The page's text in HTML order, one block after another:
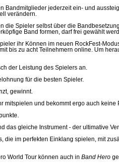
Bandmitglieder jederzeit ein- und
verändern.
die Spieler selbst über die
Band formen, darf frei gewählt
ihr Können im neuen RockFest-
bis zu acht Teilnehmern online. Um
der Leistung des Spielers an.
für die besten Spieler.
gewinnt.
mitspielen und bekommt ergo auch keine
das gleiche Instrument - der ultimative
die im perfekten Einklang spielen, mit
World Tour können auch in Band Hero